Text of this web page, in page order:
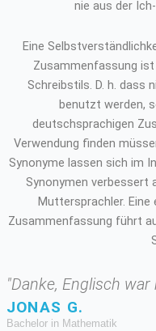
nie aus der
Eine
Zusammenfassung
Schreibstils. D. h. dass
benutzt werden,
deutschsprachigen
Verwendung finden
Synonyme lassen sich im
Synonymen verbessert
Muttersprachler. Eine
Zusammenfassung führt
"Danke, Englisch
JONAS G.
Bachelor in Mathematik